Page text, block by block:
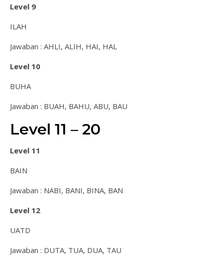
Level 9
ILAH
Jawaban : AHLI, ALIH, HAI, HAL
Level 10
BUHA
Jawaban : BUAH, BAHU, ABU, BAU
Level 11 – 20
Level 11
BAIN
Jawaban : NABI, BANI, BINA, BAN
Level 12
UATD
Jawaban : DUTA, TUA, DUA, TAU